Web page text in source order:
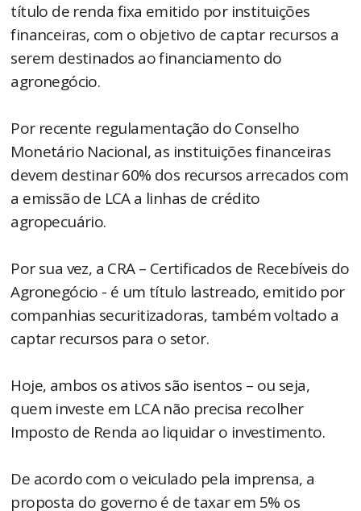
título de renda fixa emitido por instituições
financeiras, com o objetivo de captar recursos a
serem destinados ao financiamento do
agronegócio.
Por recente regulamentação do Conselho
Monetário Nacional, as instituições financeiras
devem destinar 60% dos recursos arrecados com
a emissão de LCA a linhas de crédito
agropecuário.
Por sua vez, a CRA – Certificados de Recebíveis do
Agronegócio - é um título lastreado, emitido por
companhias securitizadoras, também voltado a
captar recursos para o setor.
Hoje, ambos os ativos são isentos – ou seja,
quem investe em LCA não precisa recolher
Imposto de Renda ao liquidar o investimento.
De acordo com o veiculado pela imprensa, a
proposta do governo é de taxar em 5% os